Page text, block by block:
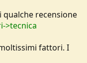
recensione
>tecnica
fattori. I